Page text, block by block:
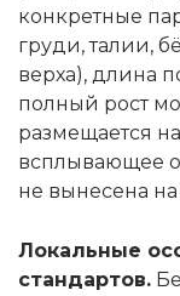
конкретные
груди, талии,
верха), длина
полный рост
размещается
всплывающее
не вынесена
Локальные
стандартов.